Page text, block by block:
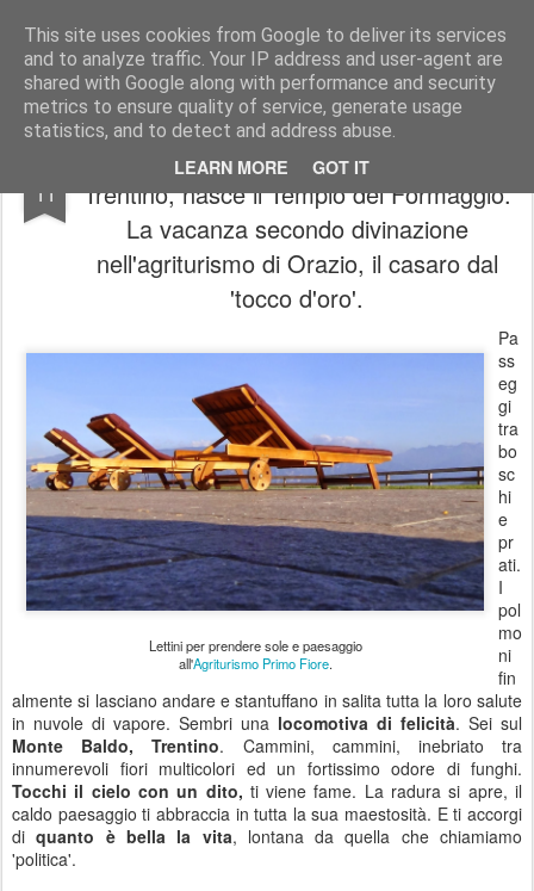
This site uses cookies from Google to deliver its services
and to analyze traffic. Your IP address and user-agent are
shared with Google along with performance and security
metrics to ensure quality of service, generate usage
statistics, and to detect and address abuse.
LEARN MORE GOT IT
In esplorazione oltre lo stagno di rane Blog antifascista in esplorazione che ha scelto la rivoluzione. Solo mettendo in viaggio la propria anima si evita che essa, annoiata, abbandoni il proprio corpo. Il vero nucleo dello spirito vitale di una persona è la passione per l'avventura.
Pages
11
Tra boschi e paesaggi trasognanti del
Trentino, nasce il Tempio del Formaggio.
La vacanza secondo divinazione
nell'agriturismo di Orazio, il casaro dal
'tocco d'oro'.
Lettini per prendere sole e paesaggio
all'Agriturismo Primo Fiore.
Pa
ss
eg
gi
tra
bo
sc
hi
e
pr
ati.
I
pol
mo
ni
fin
almente si lasciano andare e stantuffano in salita tutta la loro salute
in nuvole di vapore. Sembri una locomotiva di felicità. Sei sul
Monte Baldo, Trentino. Cammini, cammini, inebriato tra
innumerevoli fiori multicolori ed un fortissimo odore di funghi.
Tocchi il cielo con un dito, ti viene fame. La radura si apre, il
caldo paesaggio ti abbraccia in tutta la sua maestosità. E ti accorgi
diquanto è bella la vita, lontana da quella che chiamiamo
'politica'.